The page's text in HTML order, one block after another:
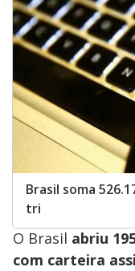
Brasil soma
tri
O Brasil abriu
com carteira